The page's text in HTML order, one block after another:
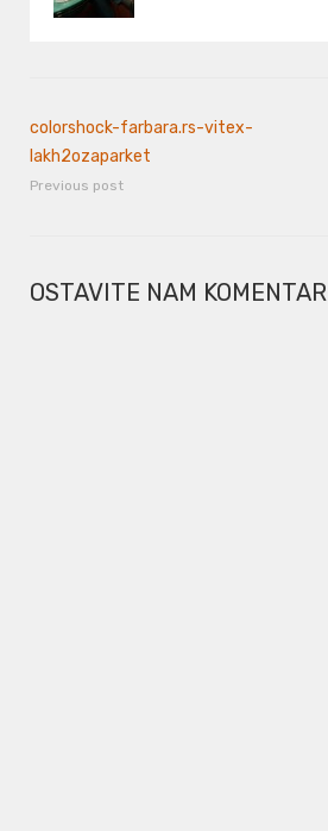
colorshock-farbara.rs-vitex-
lakh2ozaparket
Previous post
OSTAVITE NAM KOMENTAR